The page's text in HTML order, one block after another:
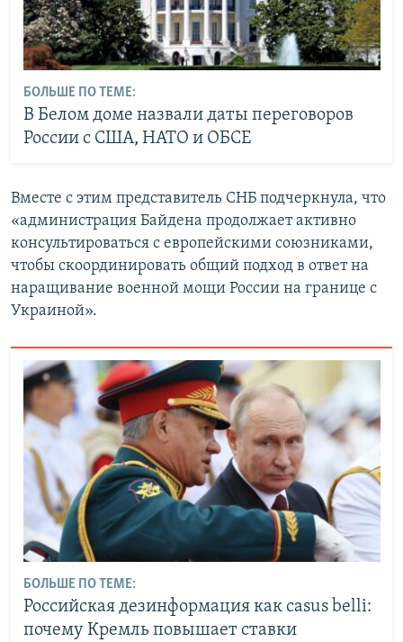
БОЛЬШЕ ПО ТЕМЕ:
В Белом доме назвали даты переговоров
России с США, НАТО и ОБСЕ
Вместе с этим представитель СНБ подчеркнула, что
«администрация Байдена продолжает активно
консультироваться с европейскими союзниками,
чтобы скоординировать общий подход в ответ на
наращивание военной мощи России на границе с
Украиной».
БОЛЬШЕ ПО ТЕМЕ:
Российская дезинформация как casus belli:
почему Кремль повышает ставки